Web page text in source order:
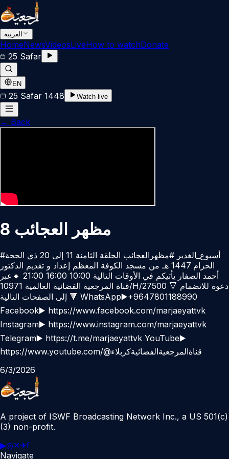
العربية
HomeNewsVideosLiveHow to watchDonate
25 Safar
EN
25 Safar 1448 Watch live
← Back
مظهر العجائب 8
#أسبوع_الغدير #مظهرالعجائب الحلقة الثامنة 11 إلى 20 ذي الحجة
الحرام 1447 هـ من مسجد الكوفة المعظم إعداد و تقديم الدكتور
أحمد الصفار يأتيكم في الأوقات التالية 10:00 16:00 21:00 🔸عبر
قناة المرجعية الفضائية العالمية 10971/H/27500 🔻 دعوة للانضمام
إلى الصفحات التالية 🔻 WhatsApp▶️+9647801188990
Facebook▶️ https://www.facebook.com/marjaeyattvk
Instagram▶️ https://www.instagram.com/marjaeyattvk
Telegram▶️ https://t.me/marjaeyattvk YouTube▶️
https://www.youtube.com/@قناةالمرجعيةالفضائيةكربلاء
6/3/2026
A project of ISWF Broadcasting Network Inc., a US 501(c)
(3) non-profit.
▶◎✕✈f
Navigate